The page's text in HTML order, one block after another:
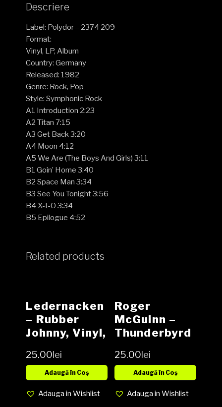
Descriere
Label: Polydor – 2374 209
Format:
Vinyl, LP, Album
Country: Germany
Released: 1982
Genre: Rock, Pop
Style: Symphonic Rock
A1 Introduction 2:23
A2 Titan 7:15
A3 Get Back 3:20
A4 Moon 4:12
A5 We Are (The Boys And Girls) 3:11
B1 Goin’ Home 3:40
B2 Space Man 3:34
B3 See You Tonight 3:56
B4 X-I-O 3:34
B5 Epilogue 4:52
Related products
Ledernacken
– Rubber
Johnny, Vinyl,
Limited
Edition,
Cover VG
25.00lei
Adaugă în Coș
Adauga in Wishlist
Roger
McGuinn ‎–
Thunderbyrd
25.00lei
Adaugă în Coș
Adauga in Wishlist